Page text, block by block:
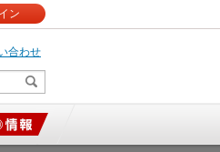
ン
合わせ